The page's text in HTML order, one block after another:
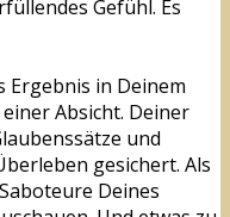
Gefühl. Es
Ergebnis in Deinem
Absicht. Deiner
und
gesichert. Als
Deines